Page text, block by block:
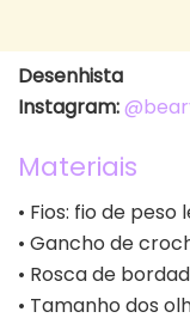
Desenhista
Instagram:
Materiais
• Fios: fio de
• Gancho de
• Rosca de
• Tamanho dos